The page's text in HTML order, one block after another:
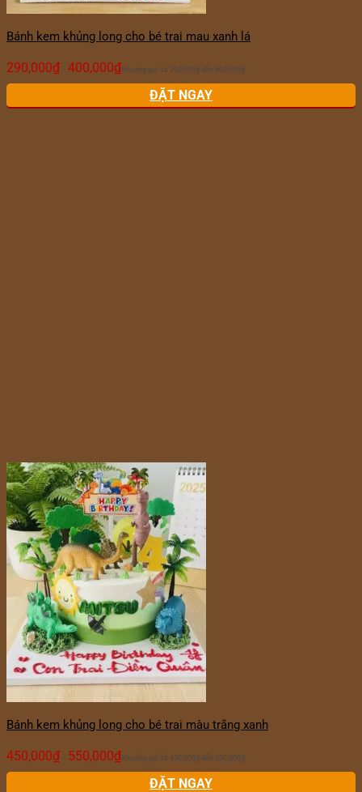
Bánh kem khủng long cho bé trai mau xanh lá
290,000₫ – 400,000₫ Khoảng giá: từ 290,000₫ đến 400,000₫
ĐẶT NGAY
Bánh kem khủng long cho bé trai màu trắng xanh
450,000₫ – 550,000₫ Khoảng giá: từ 450,000₫ đến 550,000₫
ĐẶT NGAY